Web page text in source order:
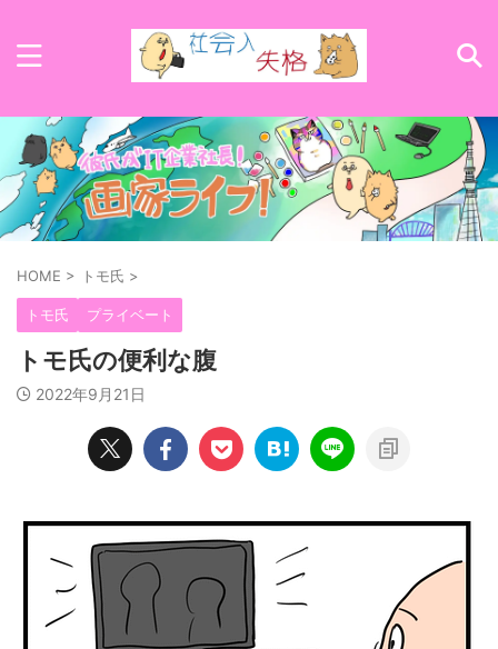
HOME > トモ氏 >
トモ氏 プライベート
トモ氏の便利な腹
2022年9月21日